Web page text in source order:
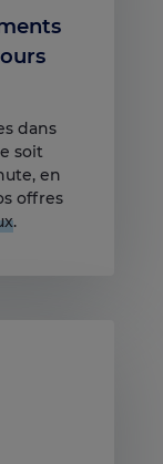
dans
soit
en
offres
.